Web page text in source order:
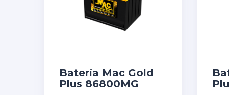
Batería Mac Gold
Plus 86800MG